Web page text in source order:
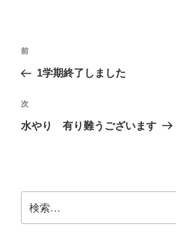
投
ナ
ビ
ゲ
ン
前
の
稿
前
1学期終了しました
次
の
次
水やり 有り難うございます
索: